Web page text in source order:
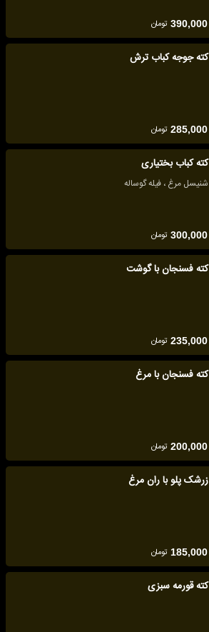
390,000 تومان
کته جوجه کباب ترش
285,000 تومان
کته کباب بختیاری
شنیسل مرغ ، فیله گوساله
300,000 تومان
کته فسنجان با گوشت
235,000 تومان
کته فسنجان با مرغ
200,000 تومان
زرشک پلو با ران مرغ
185,000 تومان
کته قورمه سبزی